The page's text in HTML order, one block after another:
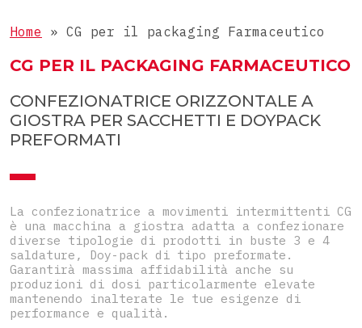
Compresse
Oggetti
Speciali
Buste 4 saldature
Doypack
Sagomate
Preformate
Astuccio Top-Load
Home » CG per il packaging Farmaceutico
CG PER IL PACKAGING FARMACEUTICO
CONFEZIONATRICE ORIZZONTALE A
GIOSTRA PER SACCHETTI E DOYPACK
PREFORMATI
La confezionatrice a movimenti intermittenti CG
è una macchina a giostra adatta a confezionare
diverse tipologie di prodotti in buste 3 e 4
saldature, Doy-pack di tipo preformate.
Garantirà massima affidabilità anche su
produzioni di dosi particolarmente elevate
mantenendo inalterate le tue esigenze di
performance e qualità.